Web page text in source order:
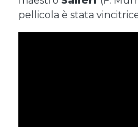
pellicola è stata